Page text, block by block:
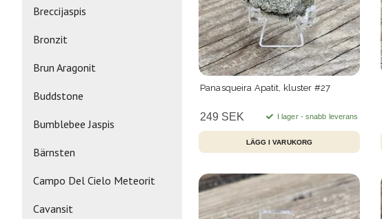
Breccijaspis
Bronzit
Brun Aragonit
Buddstone
Bumblebee Jaspis
Bärnsten
Campo Del Cielo Meteorit
Cavansit
Panasqueira Apatit, kluster #27
249 SEK I lager - snabb leverans